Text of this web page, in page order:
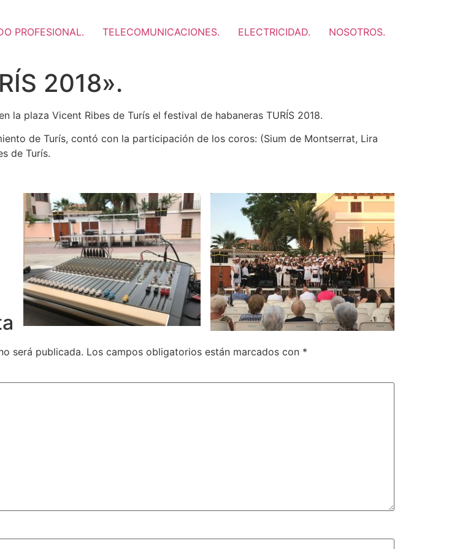
PROFESIONAL. TELECOMUNICACIONES. ELECTRICIDAD. NOSOTROS.
2018».
la plaza Vicent Ribes de Turís el festival de habaneras TURÍS 2018.
de Turís, contó con la participación de los coros: (Sium de Montserrat, Lira
de Turís.
será publicada. Los campos obligatorios están marcados con *